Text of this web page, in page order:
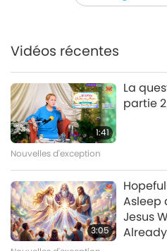
13:25
15:42
La
La
Vidéos récentes
1:41
La
partie
Nouvelles d'exception
3:05
Asleep
Jesus